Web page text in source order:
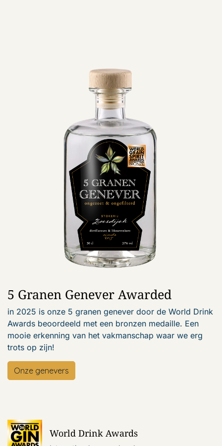
5 Granen Genever Awarded
in 2025 is onze 5 granen genever door de World Drink
Awards beoordeeld met een bronzen medaille. Een
mooie erkenning van het vakmanschap waar we erg
trots op zijn!
Onze genevers
World Drink Awards